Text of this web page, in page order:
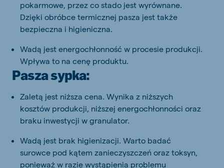
pokarmowe, przez co stado jest wyrównane.
Dzięki obróbce termicznej pasza jest także
bezpieczna i higieniczna.
Wadą jest energochłonność w procesie produkcji.
Wpływa to na cenę produktu.
Pasza sypka:
Zaletą jest niższa cena. Wynika z niższych
kosztów produkcji, niższej energochłonności oraz
braku inwestycji w granulator.
Wadą jest brak higienizacji. Warto badać
surowce pod kątem zanieczyszczeń oraz toksyn,
ponieważ w razie wystąpienia problemu